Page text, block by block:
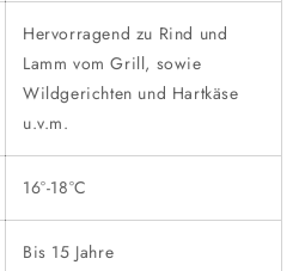
Hervorragend zu Rind und
Lamm vom Grill, sowie
Wildgerichten und Hartkäse
u.v.m.
16°-18°C
Bis 15 Jahre